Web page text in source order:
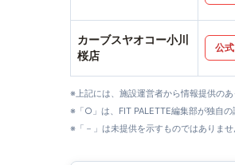
カーブスヤオコー小川
桜店
公式
※上記には、施設運営者から情報提供の
※「○」は、FIT PALETTE編集部が独自の
※「－」は未提供を示すものではありま